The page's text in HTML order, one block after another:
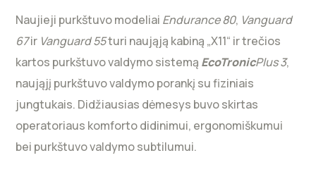
Naujieji purkštuvo modeliai Endurance 80, Vanguard
67ir Vanguard 55turi naująją kabiną „X11“ ir trečios
kartos purkštuvo valdymo sistemą EcoTronicPlus 3,
naująjį purkštuvo valdymo porankį su fiziniais
jungtukais. Didžiausias dėmesys buvo skirtas
operatoriaus komforto didinimui, ergonomiškumui
bei purkštuvo valdymo subtilumui.